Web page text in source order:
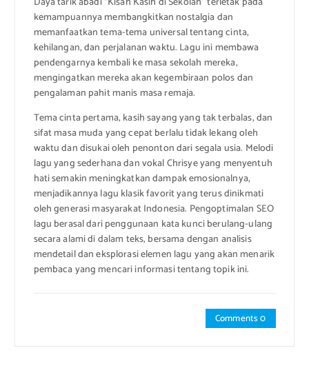
kemampuannya membangkitkan nostalgia dan
memanfaatkan tema-tema universal tentang cinta,
kehilangan, dan perjalanan waktu. Lagu ini membawa
pendengarnya kembali ke masa sekolah mereka,
mengingatkan mereka akan kegembiraan polos dan
pengalaman pahit manis masa remaja.
Tema cinta pertama, kasih sayang yang tak terbalas, dan
sifat masa muda yang cepat berlalu tidak lekang oleh
waktu dan disukai oleh penonton dari segala usia. Melodi
lagu yang sederhana dan vokal Chrisye yang menyentuh
hati semakin meningkatkan dampak emosionalnya,
menjadikannya lagu klasik favorit yang terus dinikmati
oleh generasi masyarakat Indonesia. Pengoptimalan SEO
lagu berasal dari penggunaan kata kunci berulang-ulang
secara alami di dalam teks, bersama dengan analisis
mendetail dan eksplorasi elemen lagu yang akan menarik
pembaca yang mencari informasi tentang topik ini.
Comments 0